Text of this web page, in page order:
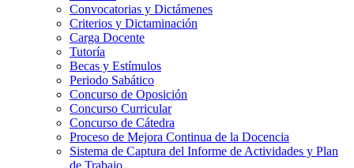
Convocatorias y Dictámenes
Criterios y Dictaminación
Carga Docente
Tutoría
Becas y Estímulos
Periodo Sabático
Concurso de Oposición
Concurso Curricular
Concurso de Cátedra
Proceso de Mejora Continua de la Docencia
Sistema de Captura del Informe de Actividades y Plan
de Trabajo